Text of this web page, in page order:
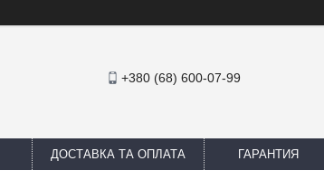
+380 (68) 600-07-99
ДОСТАВКА ТА ОПЛАТА ГАРАНТИЯ